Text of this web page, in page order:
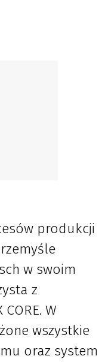
produkcji
w swoim
z
W
wszystkie
oraz system